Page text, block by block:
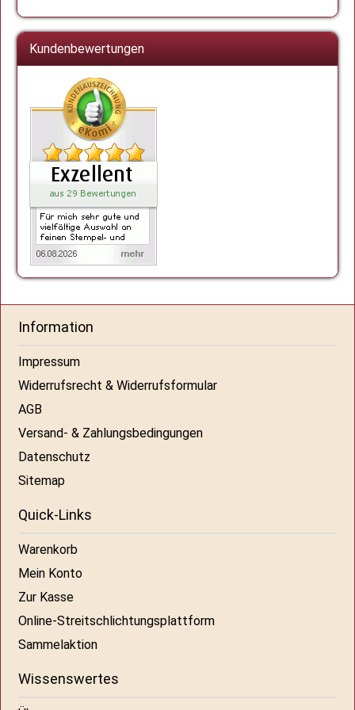
Kundenbewertungen
Information
Impressum
Widerrufsrecht & Widerrufsformular
AGB
Versand- & Zahlungsbedingungen
Datenschutz
Sitemap
Quick-Links
Warenkorb
Mein Konto
Zur Kasse
Online-Streitschlichtungsplattform
Sammelaktion
Wissenswertes